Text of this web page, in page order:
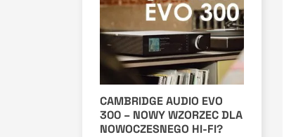
CAMBRIDGE AUDIO EVO
300 – NOWY WZORZEC DLA
NOWOCZESNEGO HI-FI?